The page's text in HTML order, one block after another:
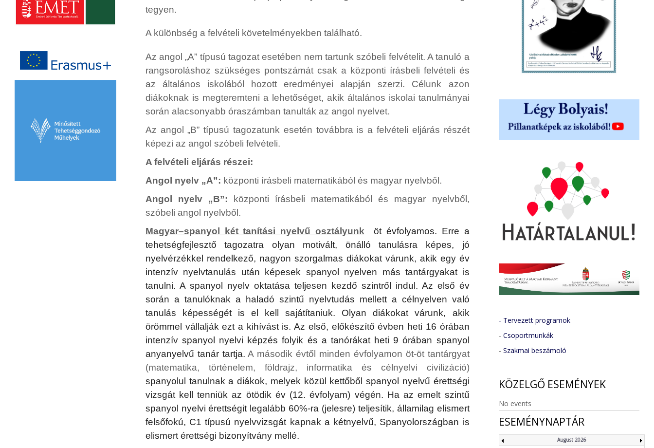
tegyen.
A különbség a felvételi követelményekben található.
Az angol „A” típusú tagozat esetében nem tartunk szóbeli felvételit. A tanuló a
rangsoroláshoz szükséges pontszámát csak a központi írásbeli felvételi és
az általános iskolából hozott eredményei alapján szerzi. Célunk azon
diákoknak is megteremteni a lehetőséget, akik általános iskolai tanulmányai
során alacsonyabb óraszámban tanulták az angol nyelvet.
Az angol „B” típusú tagozatunk esetén továbbra is a felvételi eljárás részét
képezi az angol szóbeli felvételi.
A felvételi eljárás részei:
Angol nyelv „A”: központi írásbeli matematikából és magyar nyelvből.
Angol nyelv „B”:
központi írásbeli matematikából és magyar nyelvből,
szóbeli angol nyelvből.
Magyar–spanyol két tanítási nyelvű osztályunk
öt évfolyamos. Erre a
tehetségfejlesztő tagozatra olyan motivált, önálló tanulásra képes, jó
nyelvérzékkel rendelkező, nagyon szorgalmas diákokat várunk, akik egy év
intenzív nyelvtanulás után képesek spanyol nyelven más tantárgyakat is
tanulni. A spanyol nyelv oktatása teljesen kezdő szintről indul. Az első év
során a tanulóknak a haladó szintű nyelvtudás mellett a célnyelven való
tanulás képességét is el kell sajátítaniuk. Olyan diákokat várunk, akik
örömmel vállalják ezt a kihívást is. Az első, előkészítő évben heti 16 órában
intenzív spanyol nyelvi képzés folyik és a tanórákat heti 9 órában spanyol
anyanyelvű tanár tartja.A második évtől minden évfolyamon öt-öt tantárgyat
(matematika, történelem, földrajz, informatika és célnyelvi civilizáció)
spanyolul tanulnak a diákok, melyek közül kettőből spanyol nyelvű érettségi
vizsgát kell tenniük az ötödik év (12. évfolyam) végén. Ha az emelt szintű
spanyol nyelvi érettségit legalább 60%-ra (jelesre) teljesítik, államilag elismert
felsőfokú, C1 típusú nyelvvizsgát kapnak a kétnyelvű, Spanyolországban is
elismert érettségi bizonyítvány mellé.
- Tervezett programok
- Csoportmunkák
- Szakmai beszámoló
KÖZELGŐ ESEMÉNYEK
No events
ESEMÉNYNAPTÁR
August 2026